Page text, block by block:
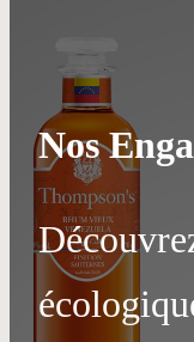
Nos